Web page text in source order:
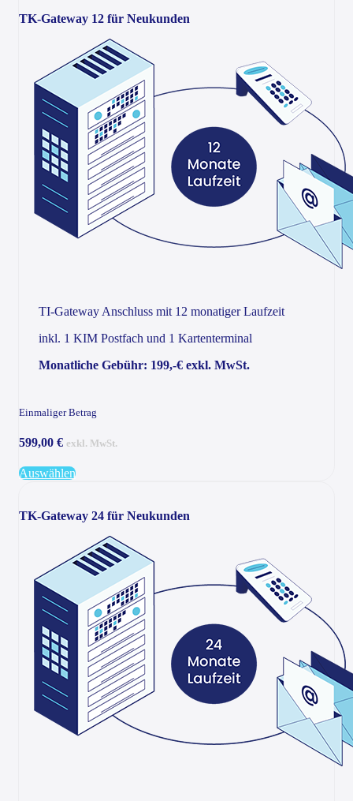
TK-Gateway 12 für Neukunden
TI-Gateway Anschluss mit 12 monatiger Laufzeit
inkl. 1 KIM Postfach und 1 Kartenterminal
Monatliche Gebühr: 199,-€ exkl. MwSt.
Einmaliger Betrag
599,00 € exkl. MwSt.
Auswählen
TK-Gateway 24 für Neukunden